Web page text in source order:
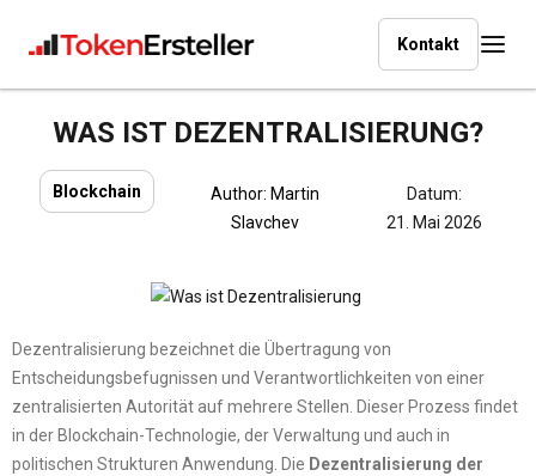
Kontakt
WAS IST DEZENTRALISIERUNG?
Blockchain Author: Martin
Slavchev
Datum:
21. Mai 2026
Dezentralisierung bezeichnet die Übertragung von
Entscheidungsbefugnissen und Verantwortlichkeiten von einer
zentralisierten Autorität auf mehrere Stellen. Dieser Prozess findet
in der Blockchain-Technologie, der Verwaltung und auch in
politischen Strukturen Anwendung. Die Dezentralisierung der